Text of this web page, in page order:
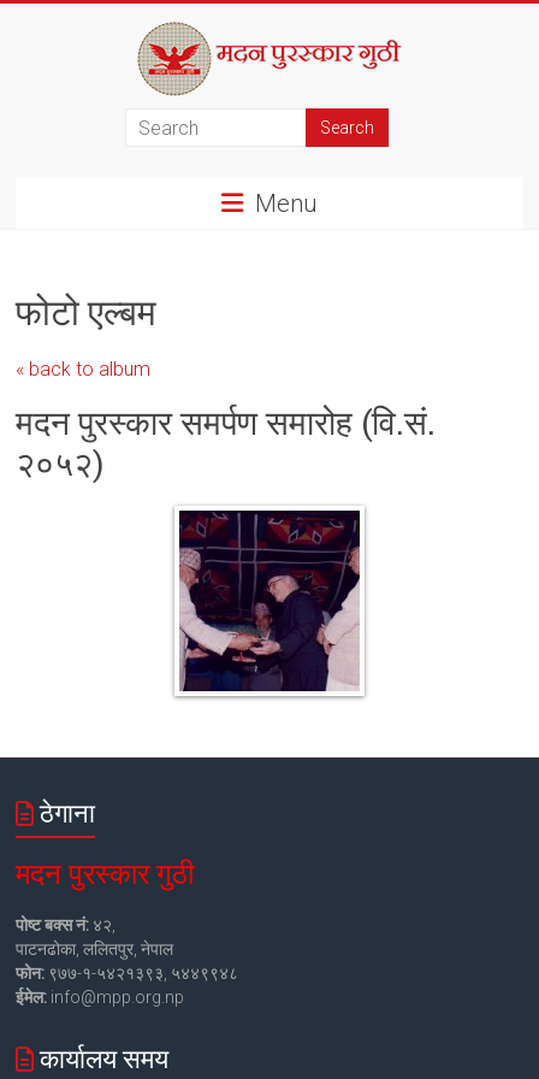
Menu
फोटो एल्बम
« back to album
मदन पुरस्कार समर्पण समारोह (वि.सं.
२०५२)
ठेगाना
मदन पुरस्कार गुठी
पोष्ट बक्स नं: ४२,
पाटनढोका, ललितपुर, नेपाल
फोन: ९७७-१-५४२१३९३, ५४४९९४८
ईमेल: info@mpp.org.np
कार्यालय समय